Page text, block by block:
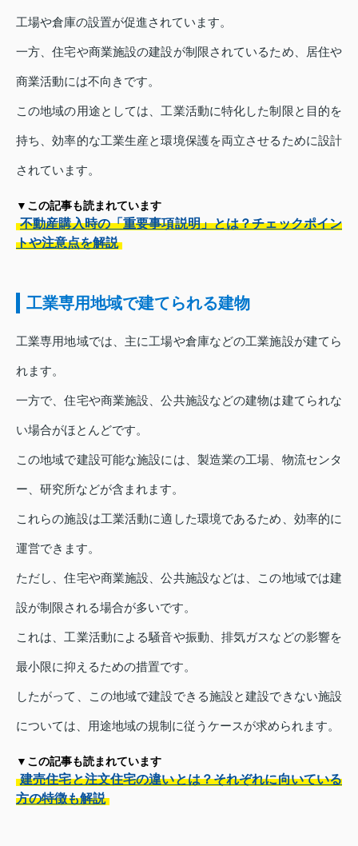
工場や倉庫の設置が促進されています。
一方、住宅や商業施設の建設が制限されているため、居住や
商業活動には不向きです。
この地域の用途としては、工業活動に特化した制限と目的を
持ち、効率的な工業生産と環境保護を両立させるために設計
されています。
▼この記事も読まれています
不動産購入時の「重要事項説明」とは？チェックポイン
トや注意点を解説
工業専用地域で建てられる建物
工業専用地域では、主に工場や倉庫などの工業施設が建てら
れます。
一方で、住宅や商業施設、公共施設などの建物は建てられな
い場合がほとんどです。
この地域で建設可能な施設には、製造業の工場、物流センタ
ー、研究所などが含まれます。
これらの施設は工業活動に適した環境であるため、効率的に
運営できます。
ただし、住宅や商業施設、公共施設などは、この地域では建
設が制限される場合が多いです。
これは、工業活動による騒音や振動、排気ガスなどの影響を
最小限に抑えるための措置です。
したがって、この地域で建設できる施設と建設できない施設
については、用途地域の規制に従うケースが求められます。
▼この記事も読まれています
建売住宅と注文住宅の違いとは？それぞれに向いている
方の特徴も解説